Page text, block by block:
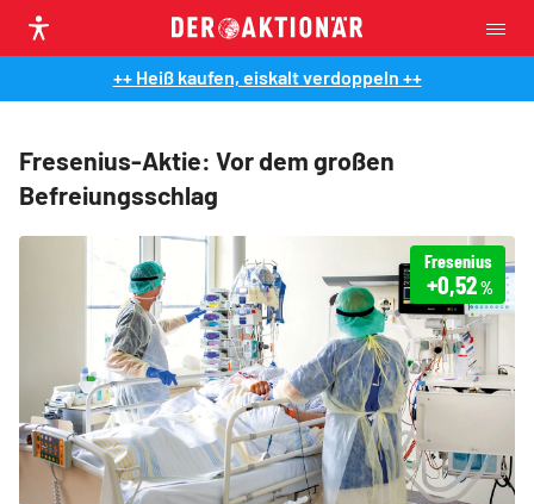
++ Heiß kaufen, eiskalt verdoppeln ++
Fresenius-Aktie: Vor dem großen
Befreiungsschlag
Fresenius
+0,52%